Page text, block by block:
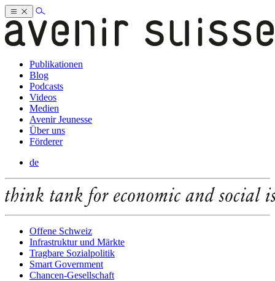
Publikationen
Blog
Podcasts
Videos
Medien
Avenir Jeunesse
Über uns
Förderer
de
Offene Schweiz
Infrastruktur und Märkte
Tragbare Sozialpolitik
Smart Government
Chancen-Gesellschaft